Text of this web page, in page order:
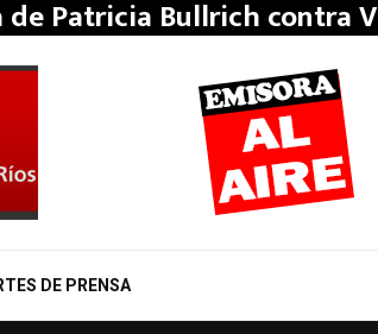
de Patricia Bullrich contra
DE PRENSA